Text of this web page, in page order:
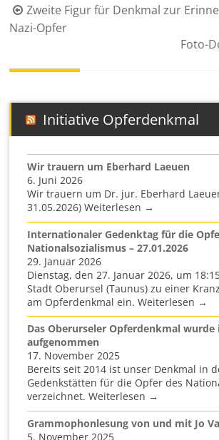
Beitragsnavigation
Zweite Figur für Denkmal zur
Nazi-Opfer
Foto-
Initiative Opferdenkmal
Wir trauern um Eberhard Laeuen
6. Juni 2026
Wir trauern um Dr. jur. Eberhard
31.05.2026) Weiterlesen →
Internationaler Gedenktag für die
Nationalsozialismus – 27.01.2026
29. Januar 2026
Dienstag, den 27. Januar 2026, um
Stadt Oberursel (Taunus) zu einer
am Opferdenkmal ein. Weiterlesen →
Das Oberurseler Opferdenkmal
aufgenommen
17. November 2025
Bereits seit 2014 ist unser Denkmal in
Gedenkstätten für die Opfer des
verzeichnet. Weiterlesen →
Grammophonlesung von und mit Jo
5. November 2025